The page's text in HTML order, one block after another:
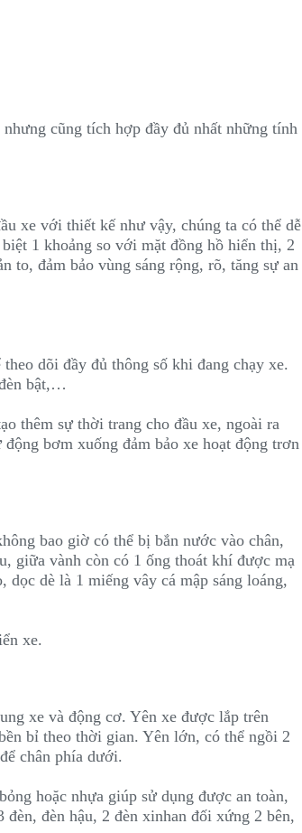
cũng tích hợp đầy đủ nhất những tính
xe với thiết kế như vậy, chúng ta có thể dễ
1 khoảng so với mặt đồng hồ hiển thị, 2
to, đảm bảo vùng sáng rộng, rõ, tăng sự an
dõi đầy đủ thông số khi đang chạy xe.
bật,…
thêm sự thời trang cho đầu xe, ngoài ra
bơm xuống đảm bảo xe hoạt động trơn
bao giờ có thể bị bắn nước vào chân,
giữa vành còn có 1 ống thoát khí được mạ
dè là 1 miếng vây cá mập sáng loáng,
xe.
xe và động cơ. Yên xe được lắp trên
bỉ theo thời gian. Yên lớn, có thể ngồi 2
chân phía dưới.
hoặc nhựa giúp sử dụng được an toàn,
đèn hậu, 2 đèn xinhan đối xứng 2 bên,